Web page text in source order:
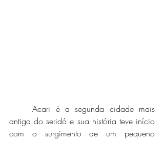
	Acari é a segunda cidade mais
antiga do seridó e sua história teve início
com o surgimento de um pequeno